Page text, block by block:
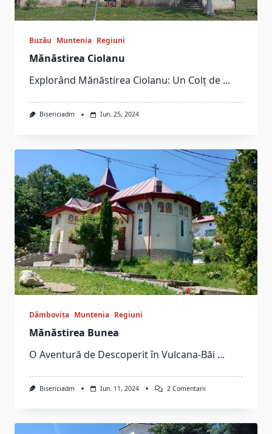
Buzău Muntenia Regiuni
Mănăstirea Ciolanu
Explorând Mănăstirea Ciolanu: Un Colț de ...
Bisericiadm Iun. 25, 2024
Dâmbovița Muntenia Regiuni
Mănăstirea Bunea
O Aventură de Descoperit în Vulcana-Băi ...
Bisericiadm Iun. 11, 2024 2 Comentarii